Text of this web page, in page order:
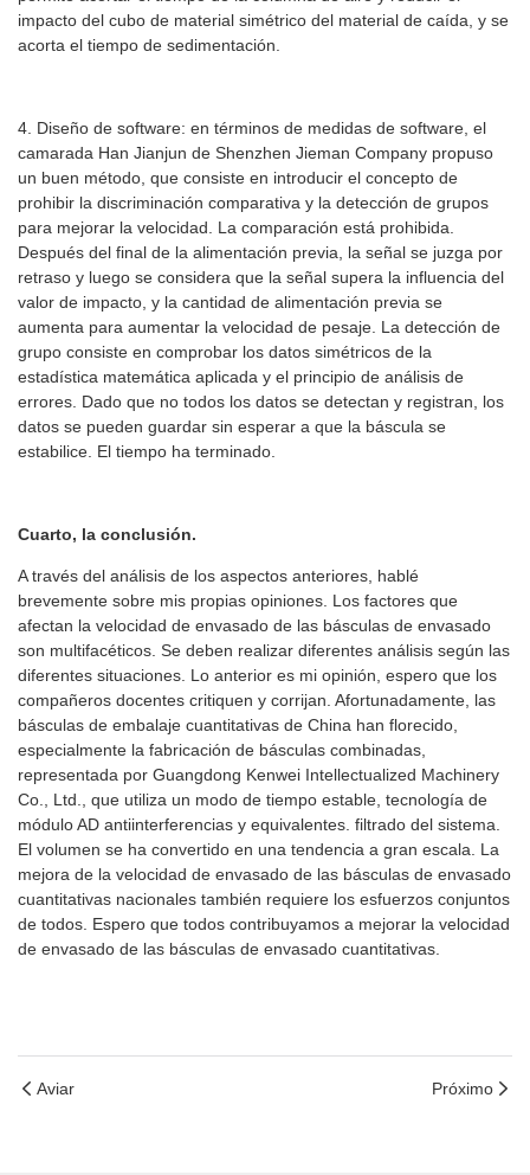
impacto del cubo de material simétrico del material de caída, y se
acorta el tiempo de sedimentación.
4. Diseño de software: en términos de medidas de software, el
camarada Han Jianjun de Shenzhen Jieman Company propuso
un buen método, que consiste en introducir el concepto de
prohibir la discriminación comparativa y la detección de grupos
para mejorar la velocidad. La comparación está prohibida.
Después del final de la alimentación previa, la señal se juzga por
retraso y luego se considera que la señal supera la influencia del
valor de impacto, y la cantidad de alimentación previa se
aumenta para aumentar la velocidad de pesaje. La detección de
grupo consiste en comprobar los datos simétricos de la
estadística matemática aplicada y el principio de análisis de
errores. Dado que no todos los datos se detectan y registran, los
datos se pueden guardar sin esperar a que la báscula se
estabilice. El tiempo ha terminado.
Cuarto, la conclusión.
A través del análisis de los aspectos anteriores, hablé
brevemente sobre mis propias opiniones. Los factores que
afectan la velocidad de envasado de las básculas de envasado
son multifacéticos. Se deben realizar diferentes análisis según las
diferentes situaciones. Lo anterior es mi opinión, espero que los
compañeros docentes critiquen y corrijan. Afortunadamente, las
básculas de embalaje cuantitativas de China han florecido,
especialmente la fabricación de básculas combinadas,
representada por Guangdong Kenwei Intellectualized Machinery
Co., Ltd., que utiliza un modo de tiempo estable, tecnología de
módulo AD antiinterferencias y equivalentes. filtrado del sistema.
El volumen se ha convertido en una tendencia a gran escala. La
mejora de la velocidad de envasado de las básculas de envasado
cuantitativas nacionales también requiere los esfuerzos conjuntos
de todos. Espero que todos contribuyamos a mejorar la velocidad
de envasado de las básculas de envasado cuantitativas.
Aviar Próximo